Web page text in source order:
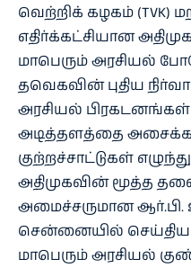
வெற்றிக் கழகம் (TVK)
எதிர்க்கட்சியான
மாபெரும் அரசியல்
தவெகவின் புதிய
அரசியல் பிரகடனங்கள்
அடித்தளத்தை
குற்றச்சாட்டுகள்
அதிமுகவின் மூத்த
அமைச்சருமான ஆர்.பி.
சென்னையில்
மாபெரும் அரசியல்